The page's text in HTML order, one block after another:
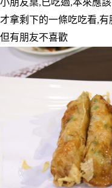
小朋友桌,已吃過,本來應
才拿剩下的一條吃吃看,有
但有朋友不喜歡